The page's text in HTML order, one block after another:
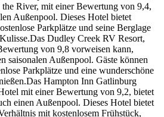
River, mit einer Bewertung von 9,4,
Außenpool. Dieses Hotel bietet
Parkplätze und seine Berglage
Dudley Creek RV Resort,
von 9,8 vorweisen kann,
saisonalen Außenpool. Gäste können
Parkplätze und eine wunderschöne
Hampton Inn Gatlinburg
mit einer Bewertung von 9,2, bietet
einen Außenpool. Dieses Hotel bietet
mit kostenlosem Frühstück,